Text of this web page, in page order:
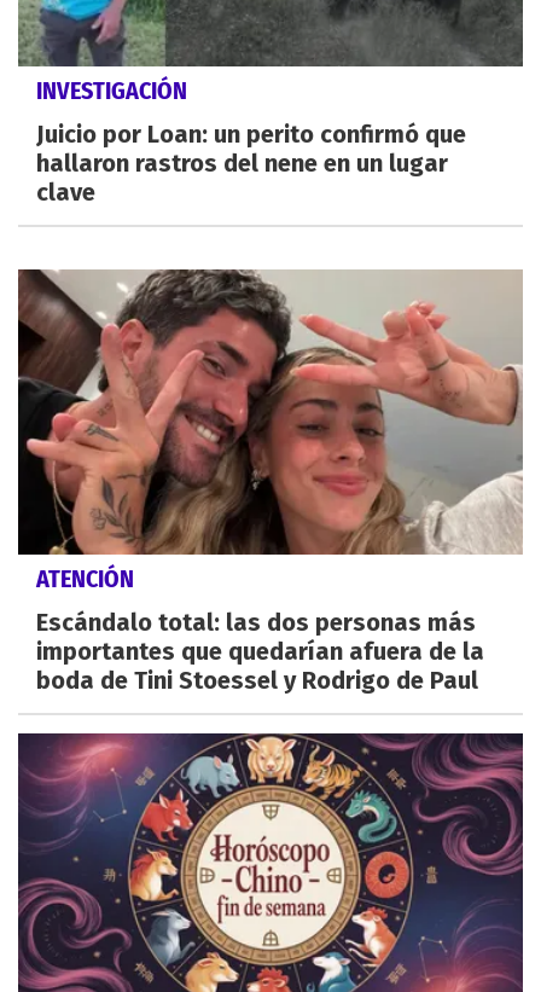
INVESTIGACIÓN
Juicio por Loan: un perito confirmó que
hallaron rastros del nene en un lugar
clave
ATENCIÓN
Escándalo total: las dos personas más
importantes que quedarían afuera de la
boda de Tini Stoessel y Rodrigo de Paul